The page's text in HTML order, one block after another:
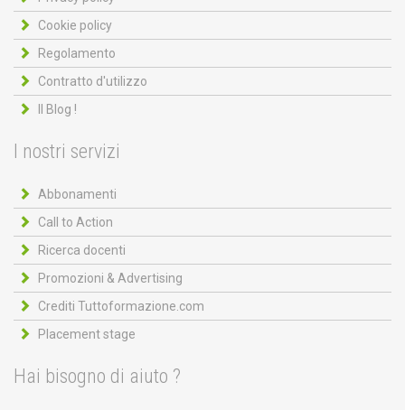
Cookie policy
Regolamento
Contratto d'utilizzo
Il Blog !
I nostri servizi
Abbonamenti
Call to Action
Ricerca docenti
Promozioni & Advertising
Crediti Tuttoformazione.com
Placement stage
Hai bisogno di aiuto ?